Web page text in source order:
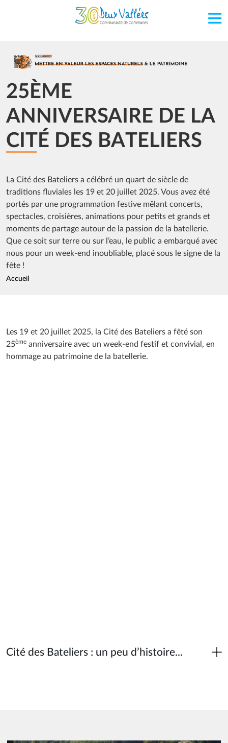
Aller au contenu principal
Image
25ÈME
ANNIVERSAIRE DE LA
CITÉ DES BATELIERS
La Cité des Bateliers a célébré un quart de siècle de
traditions fluviales les 19 et 20 juillet 2025. Vous avez été
portés par une programmation festive mêlant concerts,
spectacles, croisières, animations pour petits et grands et
moments de partage autour de la passion de la batellerie.
Que ce soit sur terre ou sur l’eau, le public a embarqué avec
nous pour un week-end inoubliable, placé sous le signe de la
fête !
Fil d'Ariane
Accueil
Les 19 et 20 juillet 2025, la Cité des Bateliers a fêté son
25ème anniversaire avec un week-end festif et convivial, en
hommage au patrimoine de la batellerie.
Cité des Bateliers : un peu d’histoire...